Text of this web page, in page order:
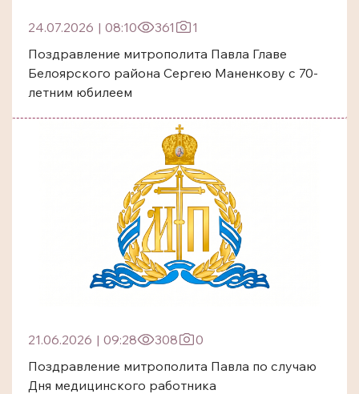
24.07.2026 | 08:10 361
1
Поздравление митрополита Павла Главе
Белоярского района Сергею Маненкову с 70-
летним юбилеем
21.06.2026 | 09:28 308
0
Поздравление митрополита Павла по случаю
Дня медицинского работника